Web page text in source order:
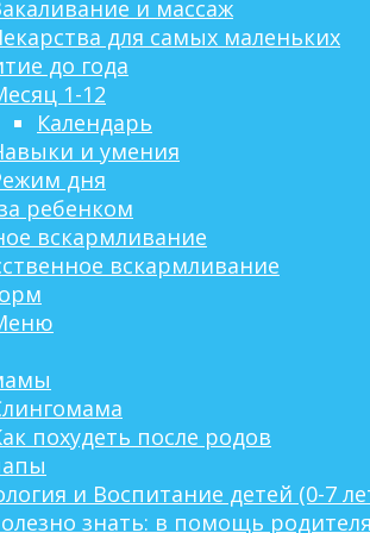
и массаж
для самых маленьких
до года
1-12
Календарь
и умения
дня
ребенком
вскармливание
вскармливание
похудеть после родов
и Воспитание детей (0-7
знать: в помощь